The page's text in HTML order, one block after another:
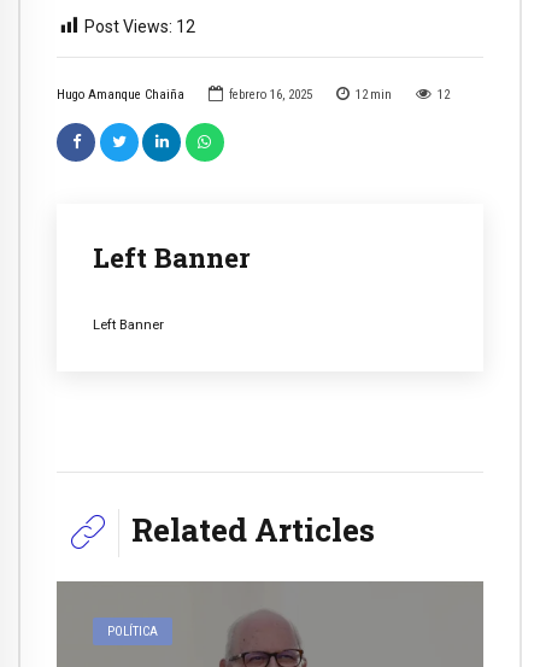
Hugo Amanque Chaiña febrero 16, 2025 12 min 12
Left Banner
Left Banner
Post Views: 12
Related Articles
POLÍTICA